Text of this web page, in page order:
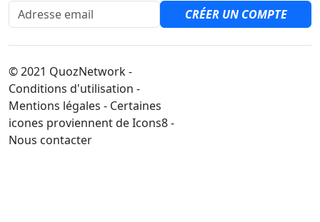
Adresse email
CRÉER UN COMPTE
© 2021 QuozNetwork -
Conditions d'utilisation -
Mentions légales - Certaines
icones proviennent de Icons8 -
Nous contacter